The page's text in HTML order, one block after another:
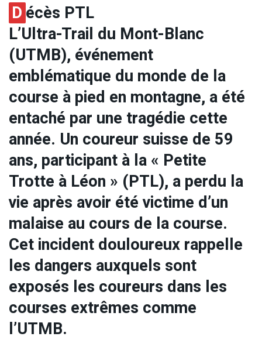
D écès PTL
L’Ultra-Trail du Mont-Blanc
(UTMB), événement
emblématique du monde de la
course à pied en montagne, a été
entaché par une tragédie cette
année. Un coureur suisse de 59
ans, participant à la « Petite
Trotte à Léon » (PTL), a perdu la
vie après avoir été victime d’un
malaise au cours de la course.
Cet incident douloureux rappelle
les dangers auxquels sont
exposés les coureurs dans les
courses extrêmes comme
l’UTMB.